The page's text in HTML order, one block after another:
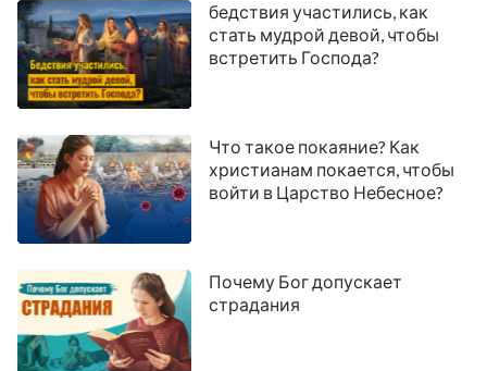
бедствия участились, как
стать мудрой девой, чтобы
встретить Господа?
Что такое покаяние? Как
христианам покается, чтобы
войти в Царство Небесное?
Почему Бог допускает
страдания